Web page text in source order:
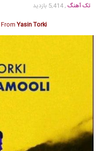
تک آهنگ , 5,414 بازدید
FromYasin Torki